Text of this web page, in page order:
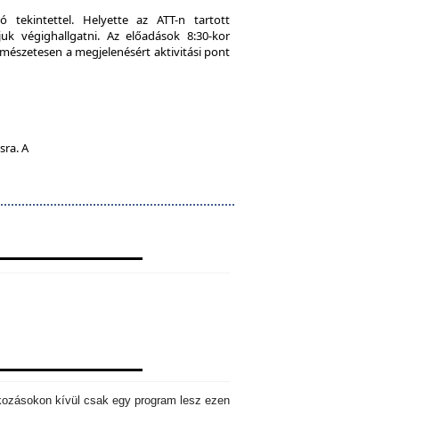
tekintettel. Helyette az ATT-n tartott
végighallgatni. Az előadások 8:30-kor
a megjelenésért aktivitási pont
A
kívül csak egy program lesz ezen